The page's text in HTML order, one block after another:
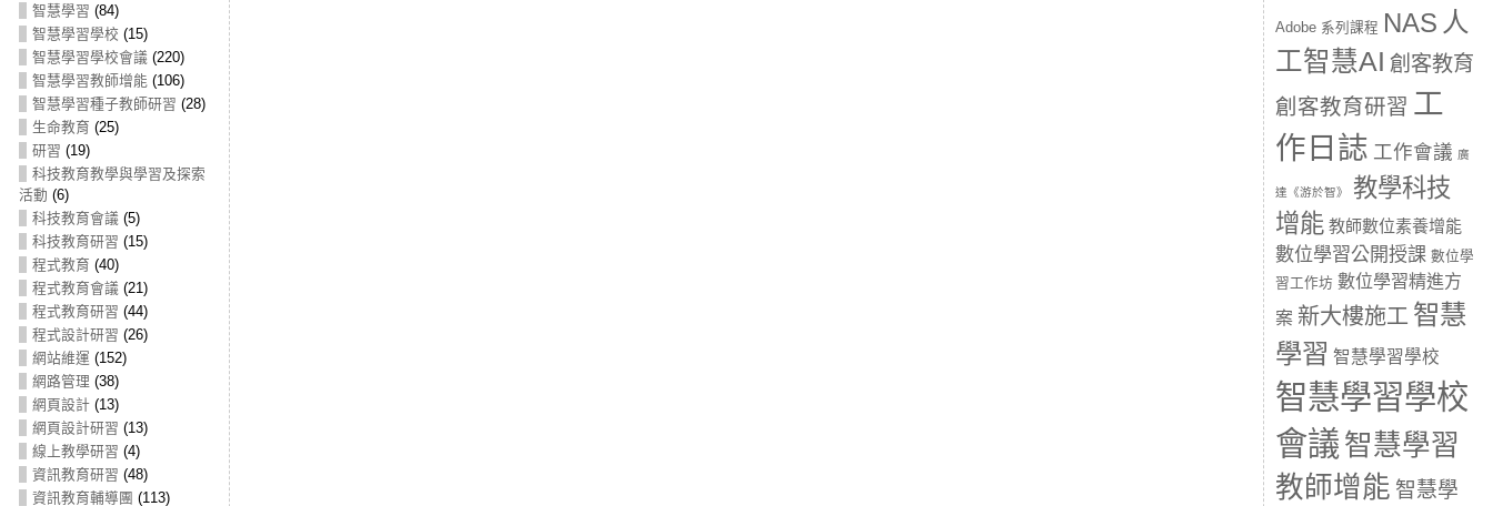
智慧學習 (84)
智慧學習學校 (15)
智慧學習學校會議 (220)
智慧學習教師增能(106)
智慧學習種子教師研習 (28)
生命教育 (25)
研習 (19)
科技教育教學與學習及探索
活動 (6)
科技教育會議 (5)
科技教育研習 (15)
程式教育 (40)
程式教育會議 (21)
程式教育研習 (44)
程式設計研習 (26)
網站維運 (152)
網路管理 (38)
網頁設計(13)
網頁設計研習 (13)
線上教學研習 (4)
資訊教育研習 (48)
資訊教育輔導團 (113)
Adobe 系列課程 NAS 人
工智慧AI 創客教育
創客教育研習 工
作日誌 工作會議 廣
達《游於智》
教學科技
增能 教師數位素養增能
數位學習公開授課 數位學
習工作坊 數位學習精進方
案 新大樓施工 智慧
學習 智慧學習學校
智慧學習學校
會議 智慧學習
教師增能 智慧學